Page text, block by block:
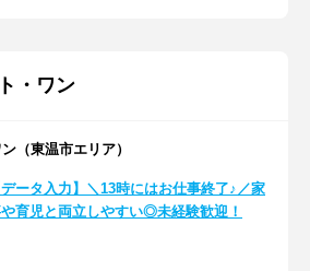
・ワン
（東温市エリア）
データ入力】＼13時にはお仕事終了♪／家
育児と両立しやすい◎未経験歓迎！